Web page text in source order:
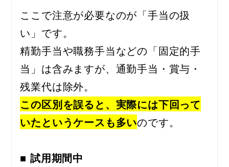
ここで注意が必要なのが「手当の扱
い」です。
精勤手当や職務手当などの「固定的手
当」は含みますが、通勤手当・賞与・
残業代は除外。
この区別を誤ると、実際には下回って
いたというケースも多いのです。
■ 試用期間中